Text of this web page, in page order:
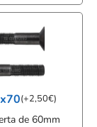
(+2,50€)
de 60mm